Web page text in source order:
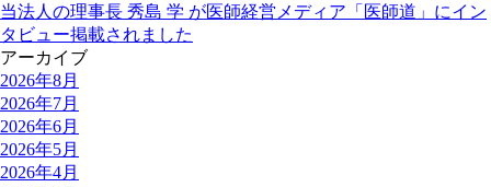
当法人の理事長 秀島 学 が医師経営メディア「医師道」にイン
タビュー掲載されました
アーカイブ
2026年8月
2026年7月
2026年6月
2026年5月
2026年4月